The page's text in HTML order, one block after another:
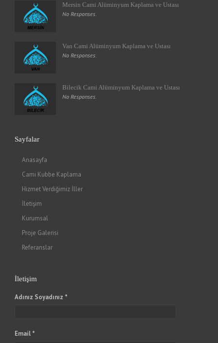
Mersin Cami Alüminyum Kaplama ve Ustası
No Responses.
Van Cami Alüminyum Kaplama ve Ustası
No Responses.
Bilecik Cami Alüminyum Kaplama ve Ustası
No Responses.
Sayfalar
Anasayfa
Cami Kubbe Kaplama
Hizmet Verdiğimiz İller
İletişim
Kurumsal
Proje Galerisi
Referanslar
İletişim
Adınız Soyadınız *
Email *